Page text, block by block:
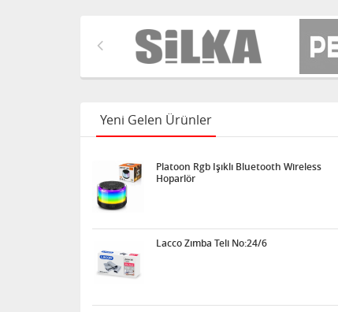
Yeni Gelen Ürünler
Platoon Rgb Işıklı Bluetooth Wireless
Hoparlör
Lacco Zımba Teli No:24/6